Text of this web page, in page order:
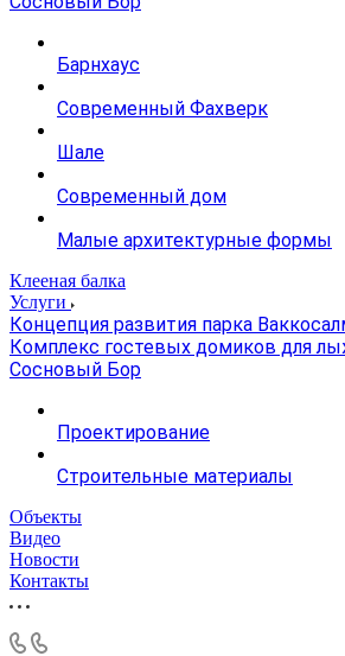
Барнхаус
Современный Фахверк
Шале
Современный дом
Малые архитектурные формы
Клееная балка
Услуги
Концепция развития парка
Комплекс гостевых домиков для
Сосновый Бор
Проектирование
Строительные материалы
Объекты
Видео
Новости
Контакты